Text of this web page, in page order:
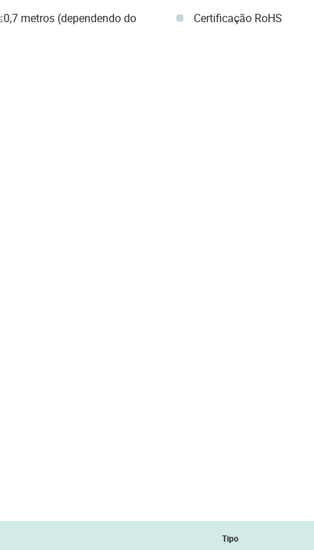
metros (dependendo do
Certificação RoHS
Tipo